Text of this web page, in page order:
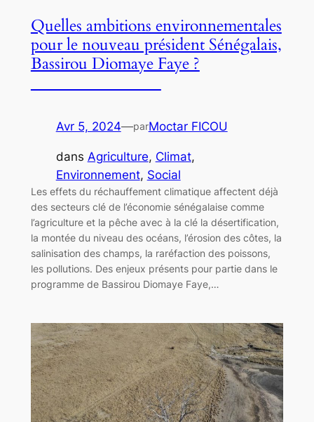
Quelles ambitions environnementales
pour le nouveau président Sénégalais,
Bassirou Diomaye Faye ?
Avr 5, 2024—parMoctar FICOU
dans Agriculture, Climat
Environnement, Social
Les effets du réchauffement climatique affectent déjà
des secteurs clé de l’économie sénégalaise comme
l’agriculture et la pêche avec à la clé la désertification,
la montée du niveau des océans, l’érosion des côtes, la
salinisation des champs, la raréfaction des poissons,
les pollutions. Des enjeux présents pour partie dans le
programme de Bassirou Diomaye Faye,…